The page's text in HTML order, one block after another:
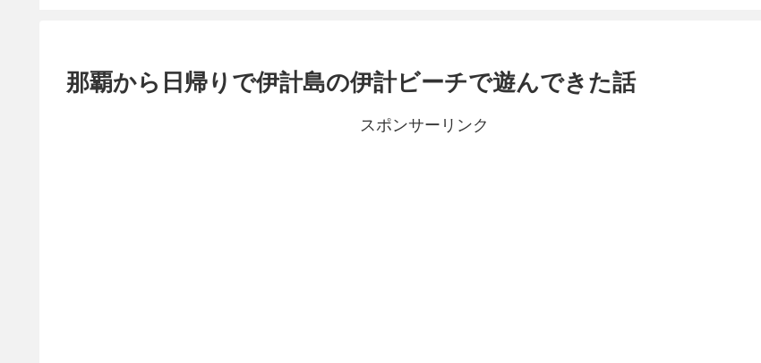
那覇から日帰りで伊計島の伊計ビーチで遊んできた話
スポンサーリンク